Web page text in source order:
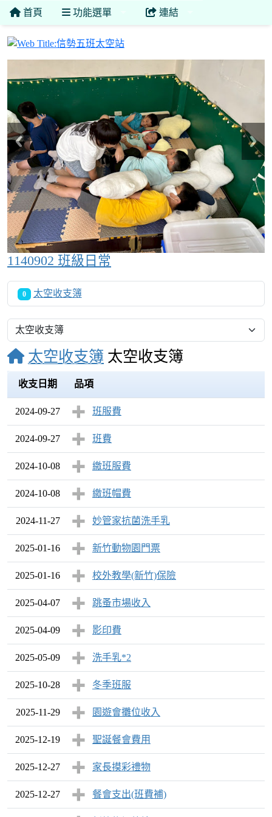
首頁 功能選單 連結
信勢五班太空站
1140902 班級日常
0 太空收支簿
太空收支簿 太空收支簿
收支日期 品項
2024-09-27 班服費
2024-09-27 班費
2024-10-08 繳班服費
2024-10-08 繳班帽費
2024-11-27 妙管家抗菌洗手乳
2025-01-16 新竹動物園門票
2025-01-16 校外教學(新竹)保險
2025-04-07 跳蚤市場收入
2025-04-09 影印費
2025-05-09 洗手乳*2
2025-10-28 冬季班服
2025-11-29 園遊會攤位收入
2025-12-19 聖誕餐會費用
2025-12-27 家長摸彩禮物
2025-12-27 餐會支出(班費補)